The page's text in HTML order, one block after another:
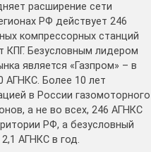
расширение сети
РФ действует 246
компрессорных станций
КПГ. Безусловным лидером
является «Газпром» – в
АГНКС. Более 10 лет
в России газомоторного
а не во всех, 246 АГНКС
РФ, а безусловный
АГНКС в год.